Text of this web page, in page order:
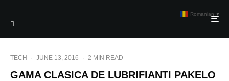
TECH · JUNE 13, 2016 · 2 MIN READ
GAMA CLASICA DE LUBRIFIANTI PAKELO
Romanian ▼